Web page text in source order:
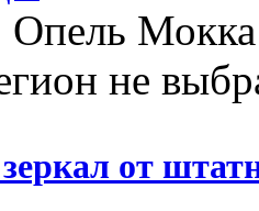
Опель Мокка
не
от